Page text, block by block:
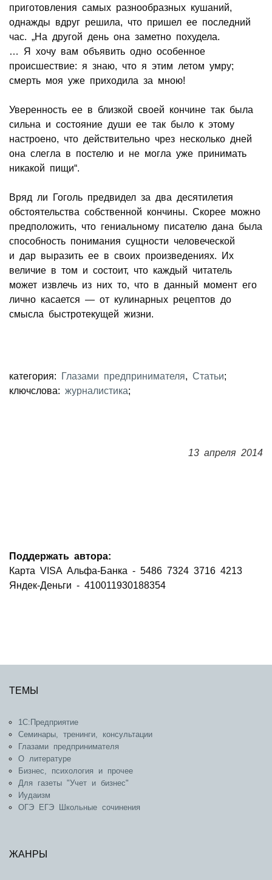
приготовления самых разнообразных кушаний,
однажды вдруг решила, что пришел ее последний
час. „На другой день она заметно похудела.
… Я хочу вам объявить одно особенное
происшествие: я знаю, что я этим летом умру;
смерть моя уже приходила за мною!
Уверенность ее в близкой своей кончине так была
сильна и состояние души ее так было к этому
настроено, что действительно чрез несколько дней
она слегла в постелю и не могла уже принимать
никакой пищи“.
Вряд ли Гоголь предвидел за два десятилетия
обстоятельства собственной кончины. Скорее можно
предположить, что гениальному писателю дана была
способность понимания сущности человеческой
и дар выразить ее в своих произведениях. Их
величие в том и состоит, что каждый читатель
может извлечь из них то, что в данный момент его
лично касается — от кулинарных рецептов до
смысла быстротекущей жизни.
категория: Глазами предпринимателя, Статьи;
ключслова: журналистика;
13 апреля 2014
Поддержать автора:
Карта VISA Альфа-Банка - 5486 7324 3716 4213
Яндек-Деньги - 410011930188354
ТЕМЫ
1С:Предприятие
Семинары, тренинги, консультации
Глазами предпринимателя
О литературе
Бизнес, психология и прочее
Для газеты "Учет и бизнес"
Иудаизм
ОГЭ ЕГЭ Школьные сочинения
ЖАНРЫ